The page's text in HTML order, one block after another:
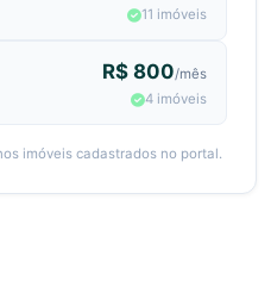
11 imóveis
R$ 800/mês
4 imóveis
imóveis cadastrados no portal.